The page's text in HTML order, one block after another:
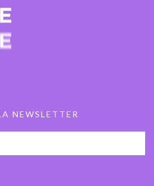
NEWSLETTER